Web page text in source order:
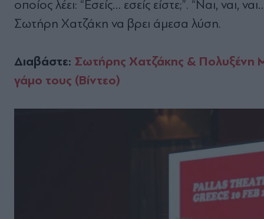
οποίος λέει: “Εσείς… εσείς είστε;”. “Ναι, ναι,
Σωτήρη Χατζάκη να βρει άμεσα λύση.
Διαβάστε: Σωτήρης Χατζάκης & Πολυξένη
γάμο τους (Βίντεο)